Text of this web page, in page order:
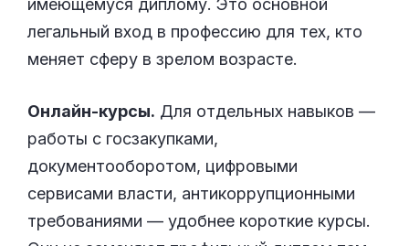
имеющемуся диплому. Это основной
легальный вход в профессию для тех, кто
меняет сферу в зрелом возрасте.
Онлайн-курсы. Для отдельных навыков —
работы с госзакупками,
документооборотом, цифровыми
сервисами власти, антикоррупционными
требованиями — удобнее короткие курсы.